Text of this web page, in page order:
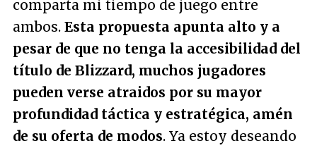
comparta mi tiempo de juego entre
ambos. Esta propuesta apunta alto y a
pesar de que no tenga la accesibilidad del
título de Blizzard, muchos jugadores
pueden verse atraidos por su mayor
profundidad táctica y estratégica, amén
de su oferta de modos. Ya estoy deseando